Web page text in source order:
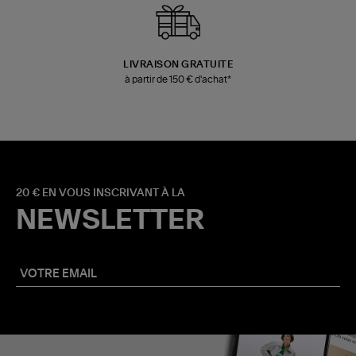
LIVRAISON GRATUITE
à partir de 150 € d'achat*
20 € EN VOUS INSCRIVANT À LA
NEWSLETTER